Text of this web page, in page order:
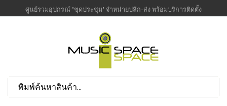
ศูนย์รวมอุปกรณ์ "ชุดประชุม" จำหน่ายปลีก-ส่ง พร้อมบริการติดตั้ง